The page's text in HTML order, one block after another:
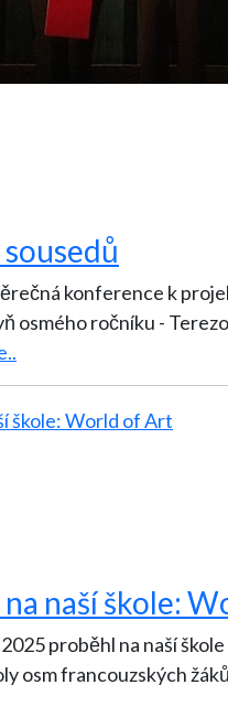
konference k
osmého ročníku -
naší škole:
proběhl na naší
žáků a tři učitelky. Po